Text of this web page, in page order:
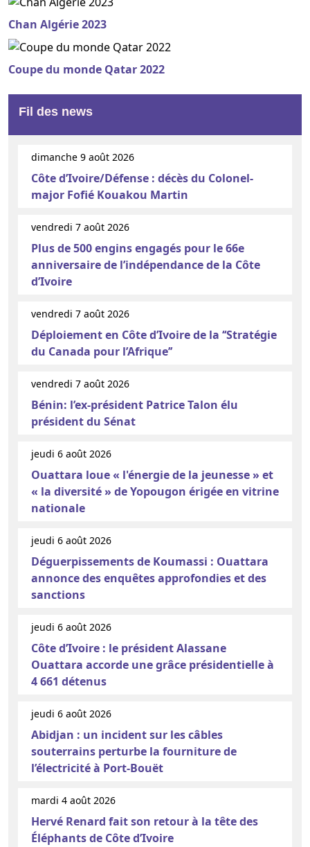
Chan Algérie 2023
Coupe du monde Qatar 2022
Fil des news
dimanche 9 août 2026
Côte d’Ivoire/Défense : décès du Colonel-
major Fofié Kouakou Martin
vendredi 7 août 2026
Plus de 500 engins engagés pour le 66e
anniversaire de l’indépendance de la Côte
d’Ivoire
vendredi 7 août 2026
Déploiement en Côte d’Ivoire de la ‘‘Stratégie
du Canada pour l’Afrique’’
vendredi 7 août 2026
Bénin: l’ex-président Patrice Talon élu
président du Sénat
jeudi 6 août 2026
Ouattara loue « l'énergie de la jeunesse » et
« la diversité » de Yopougon érigée en vitrine
nationale
jeudi 6 août 2026
Déguerpissements de Koumassi : Ouattara
annonce des enquêtes approfondies et des
sanctions
jeudi 6 août 2026
Côte d’Ivoire : le président Alassane
Ouattara accorde une grâce présidentielle à
4 661 détenus
jeudi 6 août 2026
Abidjan : un incident sur les câbles
souterrains perturbe la fourniture de
l’électricité à Port-Bouët
mardi 4 août 2026
Hervé Renard fait son retour à la tête des
Éléphants de Côte d’Ivoire